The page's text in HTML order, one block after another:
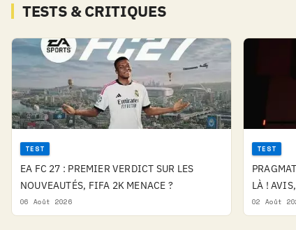
TESTS & CRITIQUES
TEST
EA FC 27 : PREMIER VERDICT SUR LES
NOUVEAUTÉS, FIFA 2K MENACE ?
06 Août 2026
TEST
LÀ !
02 Août